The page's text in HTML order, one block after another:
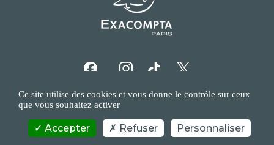
COPYRIGHT/IP POLICY PERSONAL DATA POLICY CONTACT US
Ce site utilise des cookies et vous donne le contrôle sur ceux
que vous souhaitez activer
Accepter Refuser Personnaliser